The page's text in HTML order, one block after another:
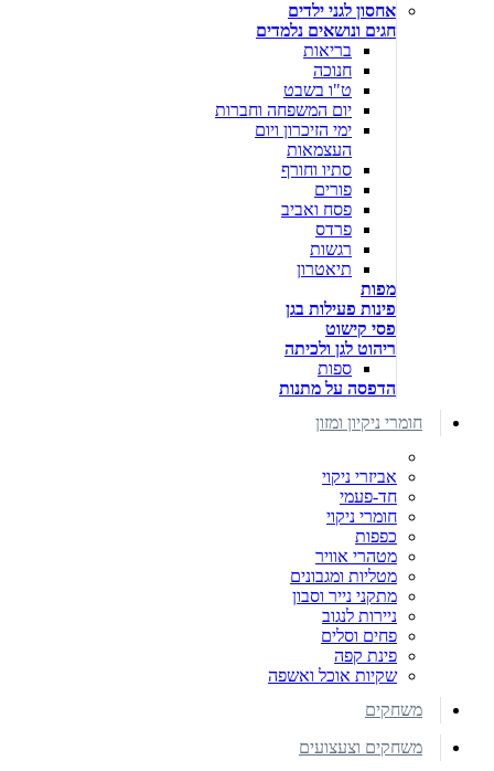
אחסון לגני ילדים
חגים ונושאים נלמדים
בריאות
חנוכה
ט"ו בשבט
יום המשפחה וחברות
ימי הזיכרון ויום
העצמאות
סתיו וחורף
פורים
פסח ואביב
פרדס
רגשות
תיאטרון
מפות
פינות פעילות בגן
פסי קישוט
ריהוט לגן ולכיתה
ספות
הדפסה על מתנות
חומרי ניקיון ומזון
אביזרי ניקוי
חד-פעמי
חומרי ניקוי
כפפות
מטהרי אוויר
מטליות ומגבונים
מתקני נייר וסבון
ניירות לנגוב
פחים וסלים
פינת קפה
שקיות אוכל ואשפה
משחקים
משחקים וצעצועים